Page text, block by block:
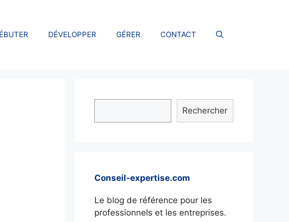
DÉVELOPPER GÉRER CONTACT
Rechercher
Conseil-expertise.com
Le blog de référence pour les
professionnels et les entreprises.